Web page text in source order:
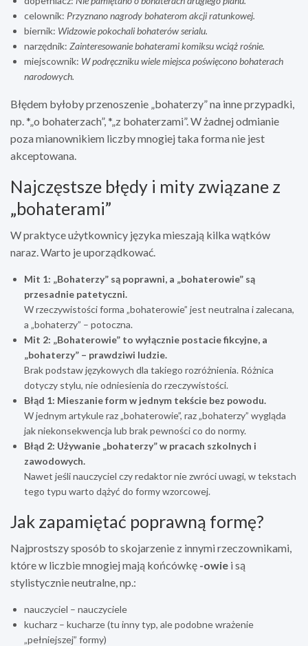
celownik: Przyznano nagrody bohaterom akcji ratunkowej.
biernik: Widzowie pokochali bohaterów serialu.
narzędnik: Zainteresowanie bohaterami komiksu wciąż rośnie.
miejscownik: W podręczniku wiele miejsca poświęcono bohaterach
narodowych.
Błędem byłoby przenoszenie „bohaterzy” na inne przypadki,
np. *„o bohaterzach”, *„z bohaterzami”. W żadnej odmianie
poza mianownikiem liczby mnogiej taka forma nie jest
akceptowana.
Najczęstsze błędy i mity związane z
„bohaterami”
W praktyce użytkownicy języka mieszają kilka wątków
naraz. Warto je uporządkować.
Mit 1: „Bohaterzy” są poprawni, a „bohaterowie” są
przesadnie patetyczni.
W rzeczywistości forma „bohaterowie” jest neutralna i zalecana,
a „bohaterzy” – potoczna.
Mit 2: „Bohaterowie” to wyłącznie postacie fikcyjne, a
„bohaterzy” – prawdziwi ludzie.
Brak podstaw językowych dla takiego rozróżnienia. Różnica
dotyczy stylu, nie odniesienia do rzeczywistości.
Błąd 1: Mieszanie form w jednym tekście bez powodu.
W jednym artykule raz „bohaterowie”, raz „bohaterzy” wygląda
jak niekonsekwencja lub brak pewności co do normy.
Błąd 2: Używanie „bohaterzy” w pracach szkolnych i
zawodowych.
Nawet jeśli nauczyciel czy redaktor nie zwróci uwagi, w tekstach
tego typu warto dążyć do formy wzorcowej.
Jak zapamiętać poprawną formę?
Najprostszy sposób to skojarzenie z innymi rzeczownikami,
które w liczbie mnogiej mają końcówkę -owie i są
stylistycznie neutralne, np.:
nauczyciel – nauczyciele
kucharz – kucharze (tu inny typ, ale podobne wrażenie
„pełniejszej” formy)